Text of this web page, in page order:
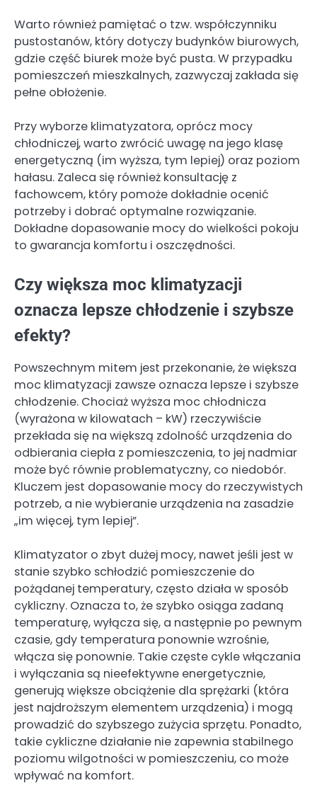
Warto również pamiętać o tzw. współczynniku
pustostanów, który dotyczy budynków biurowych,
gdzie część biurek może być pusta. W przypadku
pomieszczeń mieszkalnych, zazwyczaj zakłada się
pełne obłożenie.
Przy wyborze klimatyzatora, oprócz mocy
chłodniczej, warto zwrócić uwagę na jego klasę
energetyczną (im wyższa, tym lepiej) oraz poziom
hałasu. Zaleca się również konsultację z
fachowcem, który pomoże dokładnie ocenić
potrzeby i dobrać optymalne rozwiązanie.
Dokładne dopasowanie mocy do wielkości pokoju
to gwarancja komfortu i oszczędności.
Czy większa moc klimatyzacji
oznacza lepsze chłodzenie i szybsze
efekty?
Powszechnym mitem jest przekonanie, że większa
moc klimatyzacji zawsze oznacza lepsze i szybsze
chłodzenie. Chociaż wyższa moc chłodnicza
(wyrażona w kilowatach – kW) rzeczywiście
przekłada się na większą zdolność urządzenia do
odbierania ciepła z pomieszczenia, to jej nadmiar
może być równie problematyczny, co niedobór.
Kluczem jest dopasowanie mocy do rzeczywistych
potrzeb, a nie wybieranie urządzenia na zasadzie
„im więcej, tym lepiej”.
Klimatyzator o zbyt dużej mocy, nawet jeśli jest w
stanie szybko schłodzić pomieszczenie do
pożądanej temperatury, często działa w sposób
cykliczny. Oznacza to, że szybko osiąga zadaną
temperaturę, wyłącza się, a następnie po pewnym
czasie, gdy temperatura ponownie wzrośnie,
włącza się ponownie. Takie częste cykle włączania
i wyłączania są nieefektywne energetycznie,
generują większe obciążenie dla sprężarki (która
jest najdroższym elementem urządzenia) i mogą
prowadzić do szybszego zużycia sprzętu. Ponadto,
takie cykliczne działanie nie zapewnia stabilnego
poziomu wilgotności w pomieszczeniu, co może
wpływać na komfort.